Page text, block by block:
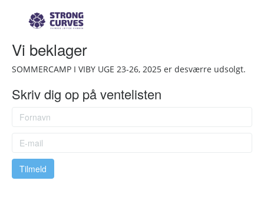
Vi beklager
SOMMERCAMP I VIBY UGE 23-26, 2025 er desværre udsolgt.
Skriv dig op på ventelisten